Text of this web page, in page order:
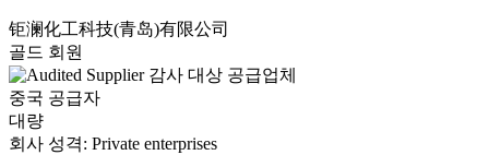
钜澜化工科技(青岛)有限公司
골드 회원
감사 대상 공급업체
중국 공급자
대량
회사 성격: Private enterprises